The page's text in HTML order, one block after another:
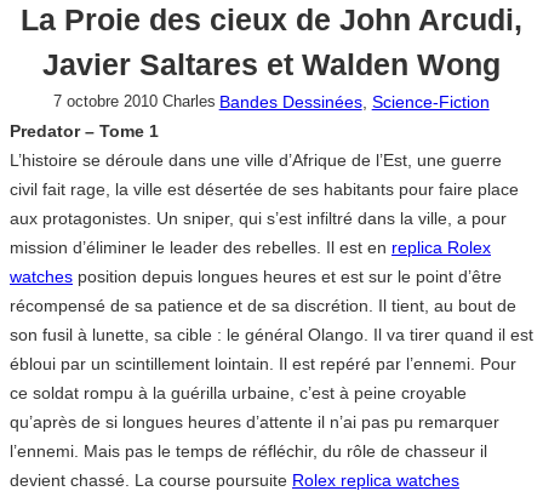
La Proie des cieux de John Arcudi,
Javier Saltares et Walden Wong
7 octobre 2010 Charles Bandes Dessinées, Science-Fiction
Predator – Tome 1
L’histoire se déroule dans une ville d’Afrique de l’Est, une guerre
civil fait rage, la ville est désertée de ses habitants pour faire place
aux protagonistes. Un sniper, qui s’est infiltré dans la ville, a pour
mission d’éliminer le leader des rebelles. Il est en replica Rolex
watches position depuis longues heures et est sur le point d’être
récompensé de sa patience et de sa discrétion. Il tient, au bout de
son fusil à lunette, sa cible : le général Olango. Il va tirer quand il est
ébloui par un scintillement lointain. Il est repéré par l’ennemi. Pour
ce soldat rompu à la guérilla urbaine, c’est à peine croyable
qu’après de si longues heures d’attente il n’ai pas pu remarquer
l’ennemi. Mais pas le temps de réfléchir, du rôle de chasseur il
devient chassé. La course poursuite Rolex replica watches